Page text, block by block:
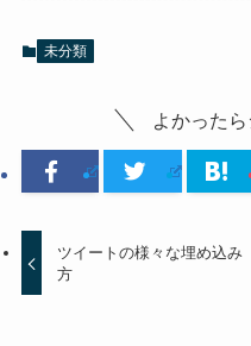
未分類
よかったら
ツイートの様々な埋め込み
方